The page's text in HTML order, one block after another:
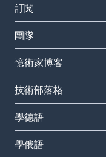
訂閱
團隊
憶術家博客
技術部落格
學德語
學俄語